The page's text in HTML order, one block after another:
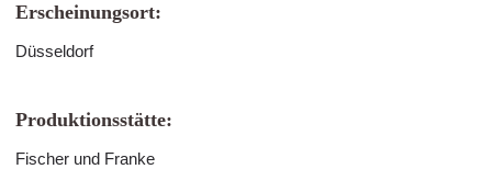
Erscheinungsort:
Düsseldorf
Produktionsstätte:
Fischer und Franke